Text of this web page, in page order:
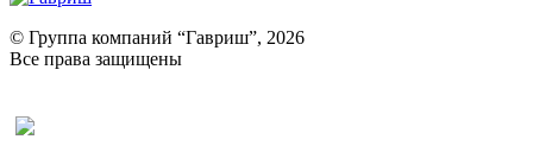
Ревень
Рукола
Рута
© Группа компаний “Гавриш”, 2026
Все права защищены